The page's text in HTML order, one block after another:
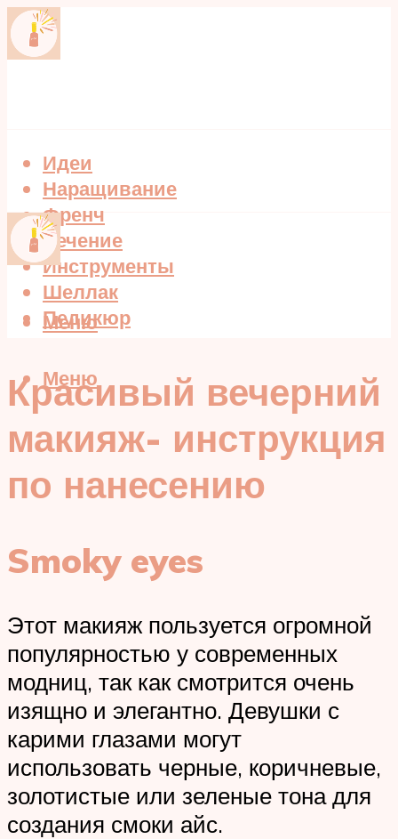
Идеи
Наращивание
Френч
Лечение
Инструменты
Шеллак
Педикюр
Меню
Меню
Красивый вечерний
макияж- инструкция
по нанесению
Smoky eyes
Этот макияж пользуется огромной
популярностью у современных
модниц, так как смотрится очень
изящно и элегантно. Девушки с
карими глазами могут
использовать черные, коричневые,
золотистые или зеленые тона для
создания смоки айс.